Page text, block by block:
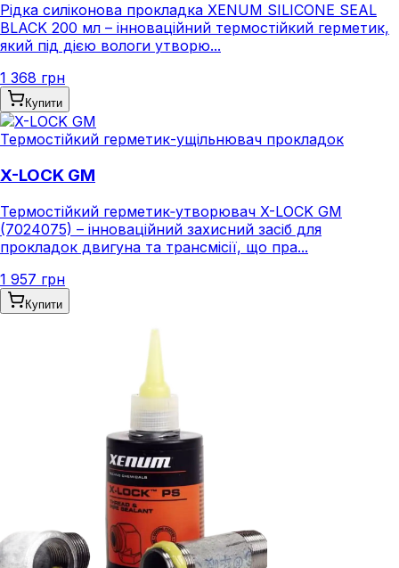
Рідка силіконова прокладка XENUM SILICONE SEAL
BLACK 200 мл – інноваційний термостійкий герметик,
який під дією вологи утворю...
1 368 грн
Купити
Термостійкий герметик-ущільнювач прокладок
X-LOCK GM
Термостійкий герметик‑утворювач X-LOCK GM
(7024075) – інноваційний захисний засіб для
прокладок двигуна та трансмісії, що пра...
1 957 грн
Купити